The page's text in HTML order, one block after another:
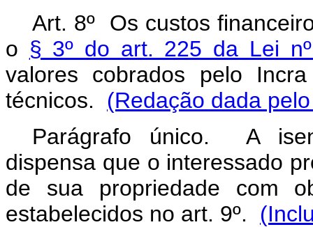
Art. 8º Os custos
o § 3º do art. 225 da Lei
valores cobrados pelo
técnicos. (Redação dada
Parágrafo único. A
dispensa que o interessado
de sua propriedade com
estabelecidos no art. 9º.